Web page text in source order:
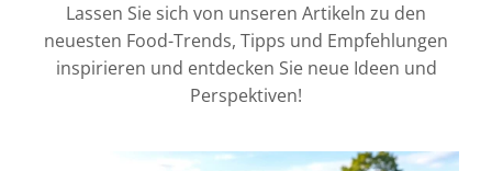
Lassen Sie sich von unseren Artikeln zu den
neuesten Food-Trends, Tipps und Empfehlungen
inspirieren und entdecken Sie neue Ideen und
Perspektiven!